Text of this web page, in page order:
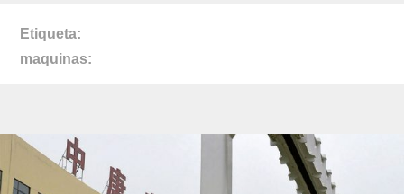
Etiqueta
maquinas